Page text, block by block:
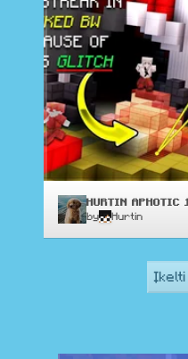
HURTIN APHOTIC
by Hurtin
Įkelti